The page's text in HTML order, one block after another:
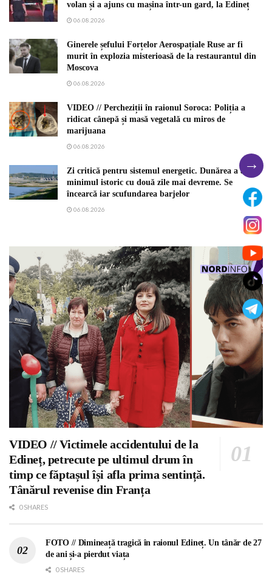
volan și a ajuns cu mașina într-un gard, la Edineț
06.08.2026
Ginerele șefului Forțelor Aerospațiale Ruse ar fi
murit în explozia misterioasă de la restaurantul din
Moscova
06.08.2026
VIDEO // Percheziții în raionul Soroca: Poliția a
ridicat cânepă și masă vegetală cu miros de
marijuana
06.08.2026
Zi critică pentru sistemul energetic. Dunărea a atins
minimul istoric cu două zile mai devreme. Se
încearcă iar scufundarea barjelor
06.08.2026
VIDEO // Victimele accidentului de la
Edineț, petrecute pe ultimul drum în
timp ce făptașul își afla prima sentință.
Tânărul revenise din Franța
0 SHARES
FOTO // Dimineață tragică în raionul Edineț. Un tânăr de 27
de ani și-a pierdut viața
0 SHARES
→